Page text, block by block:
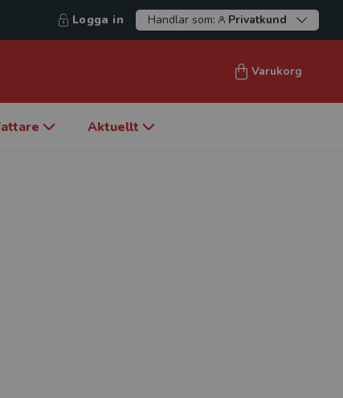
Logga in Handlar som: Privatkund
Varukorg
Aktuellt